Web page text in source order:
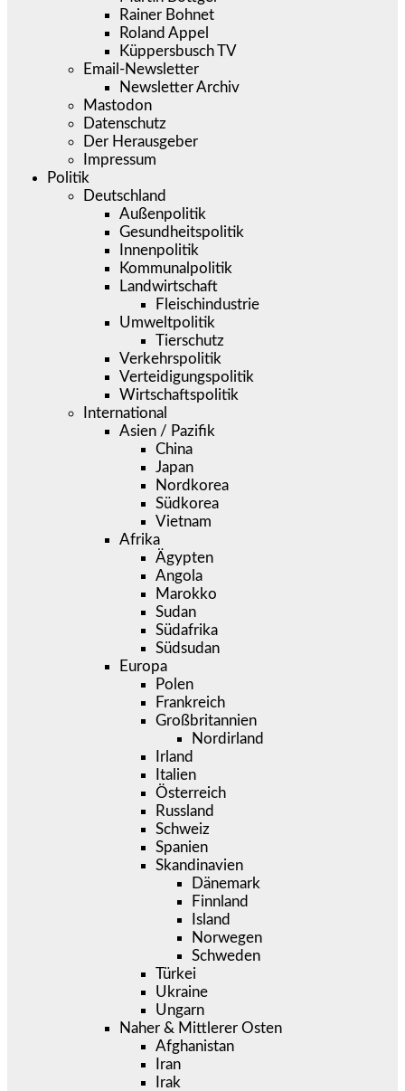
Rainer Bohnet
Roland Appel
Küppersbusch TV
Email-Newsletter
Newsletter Archiv
Mastodon
Datenschutz
Der Herausgeber
Impressum
Politik
Deutschland
Außenpolitik
Gesundheitspolitik
Innenpolitik
Kommunalpolitik
Landwirtschaft
Fleischindustrie
Umweltpolitik
Tierschutz
Verkehrspolitik
Verteidigungspolitik
Wirtschaftspolitik
International
Asien / Pazifik
China
Japan
Nordkorea
Südkorea
Vietnam
Afrika
Ägypten
Angola
Marokko
Sudan
Südafrika
Südsudan
Europa
Polen
Frankreich
Großbritannien
Nordirland
Irland
Italien
Österreich
Russland
Schweiz
Spanien
Skandinavien
Dänemark
Finnland
Island
Norwegen
Schweden
Türkei
Ukraine
Ungarn
Naher & Mittlerer Osten
Afghanistan
Iran
Irak